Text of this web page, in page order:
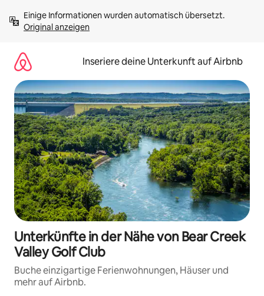
Inhalten
springenOriginal anzeigen
Inseriere deine Unterkunft auf Airbnb
Unterkünfte in der Nähe von Bear Creek
Valley Golf Club
Buche einzigartige Ferienwohnungen, Häuser und
mehr auf Airbnb.